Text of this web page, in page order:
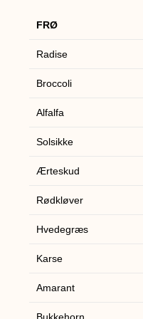
FRØ
Radise
Broccoli
Alfalfa
Solsikke
Ærteskud
Rødkløver
Hvedegræs
Karse
Amarant
Bukkehorn